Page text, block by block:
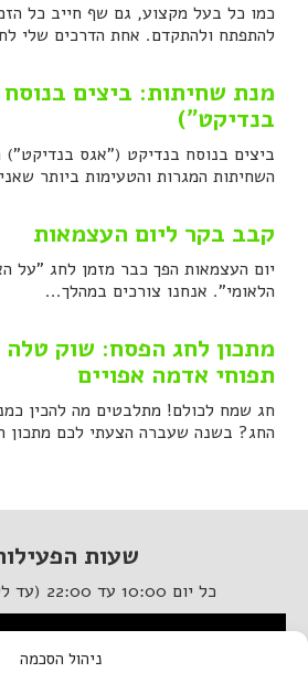
ניהול הסכמה
כמו כל בעל מקצוע, גם שף חייב כל
להתפתח ולהתקדם. אחת הדרכים שלי
מנת שחיתות: ביצים
בנדיקט")
ביצים בנוסח בנדיקט ("אגס
השחיתות המגרות והטעימות ביותר
קבב בקר ליום העצמאות
יום העצמאות הפך כבר מזמן לחג "על
הלאומי". אנחנו צורכים במהלך...
מתכון לחג הפסח: שוק טלה
תפוחי אדמה אפויים
חג שמח לכולם! מתלבטים מה להכין
החג? בשנה שעברה הצעתי לכם מתכון
שעות
כל יום 10:00 עד 22:00 (עד ללקוח האחרון)
המסעדה נגישה לנכים